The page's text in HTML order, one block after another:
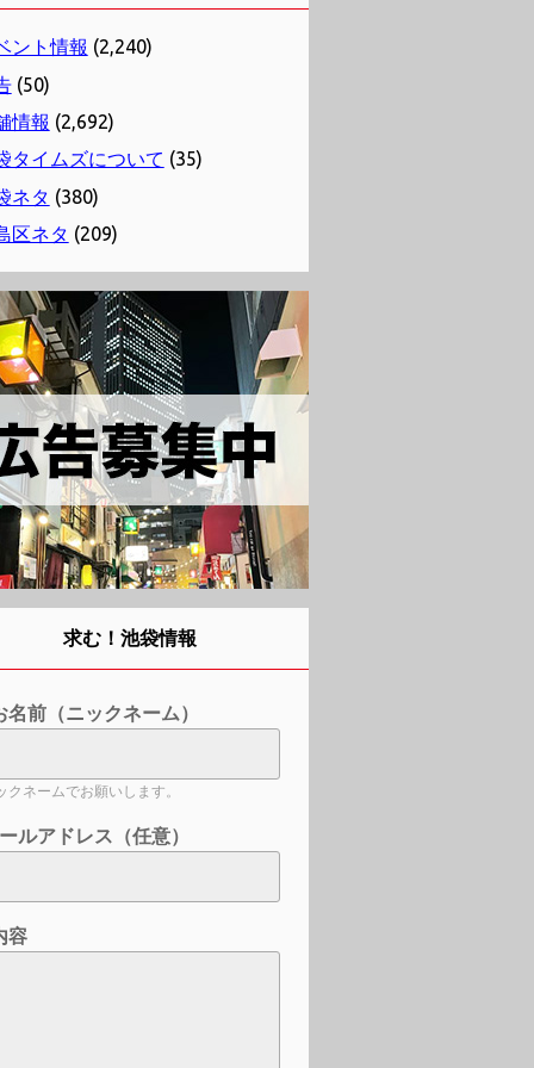
ント情報 (2,240)
(50)
情報 (2,692)
タイムズについて (35)
ネタ (380)
区ネタ (209)
求む！池袋情報
名前（ニックネーム）
クネームでお願いします。
ルアドレス（任意）
容